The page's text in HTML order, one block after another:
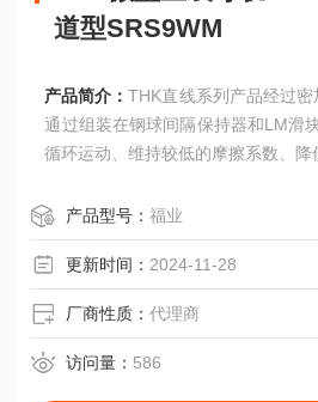
道型SRS9WM
产品简介：THK直线系列产品经过密
通过组装在钢球间隔保持器和LM滑
循环运动、维持较低的摩擦系数、降
产品型号：福业
更新时间： 2024-11-28
厂商性质：代理商
访问量： 586